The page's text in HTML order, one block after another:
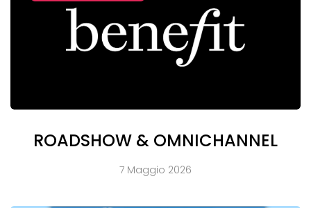
ROADSHOW & OMNICHANNEL
7 Maggio 2026